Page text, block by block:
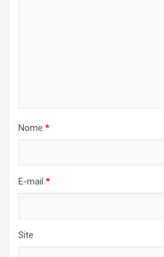
Nome *
E-mail *
Site